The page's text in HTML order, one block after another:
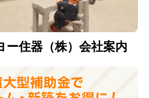
ー住器（株）会社案内